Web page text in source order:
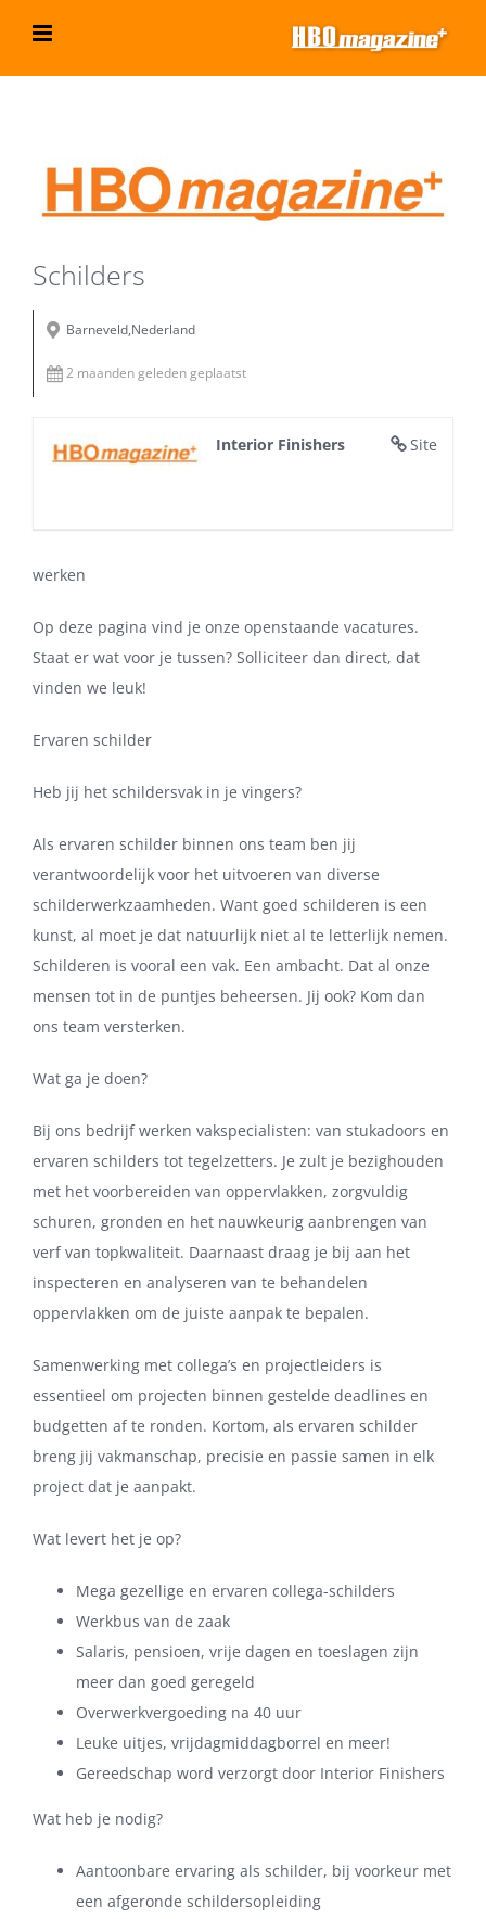
inhoud
grotere
afbeelding
Schilders
Barneveld,Nederland
2 maanden geleden geplaatst
Site
Interior Finishers
werken
Op deze pagina vind je onze openstaande vacatures.
Staat er wat voor je tussen? Solliciteer dan direct, dat
vinden we leuk!
Ervaren schilder
Heb jij het schildersvak in je vingers?
Als ervaren schilder binnen ons team ben jij
verantwoordelijk voor het uitvoeren van diverse
schilderwerkzaamheden. Want goed schilderen is een
kunst, al moet je dat natuurlijk niet al te letterlijk nemen.
Schilderen is vooral een vak. Een ambacht. Dat al onze
mensen tot in de puntjes beheersen. Jij ook? Kom dan
ons team versterken.
Wat ga je doen?
Bij ons bedrijf werken vakspecialisten: van stukadoors en
ervaren schilders tot tegelzetters. Je zult je bezighouden
met het voorbereiden van oppervlakken, zorgvuldig
schuren, gronden en het nauwkeurig aanbrengen van
verf van topkwaliteit. Daarnaast draag je bij aan het
inspecteren en analyseren van te behandelen
oppervlakken om de juiste aanpak te bepalen.
Samenwerking met collega’s en projectleiders is
essentieel om projecten binnen gestelde deadlines en
budgetten af te ronden. Kortom, als ervaren schilder
breng jij vakmanschap, precisie en passie samen in elk
project dat je aanpakt.
Wat levert het je op?
Mega gezellige en ervaren collega-schilders
Werkbus van de zaak
Salaris, pensioen, vrije dagen en toeslagen zijn
meer dan goed geregeld
Overwerkvergoeding na 40 uur
Leuke uitjes, vrijdagmiddagborrel en meer!
Gereedschap word verzorgt door Interior Finishers
Wat heb je nodig?
Aantoonbare ervaring als schilder, bij voorkeur met
een afgeronde schildersopleiding